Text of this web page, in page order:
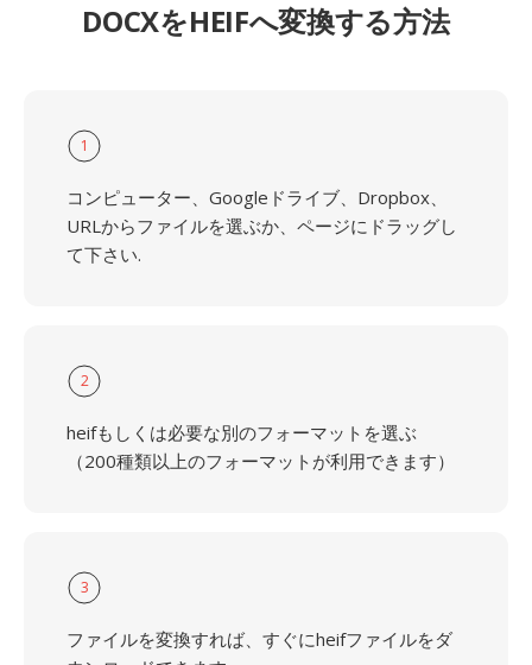
DOCXをHEIFへ変換する方法
1
コンピューター、Googleドライブ、Dropbox、
URLからファイルを選ぶか、ページにドラッグし
て下さい.
2
heifもしくは必要な別のフォーマットを選ぶ
（200種類以上のフォーマットが利用できます）
3
ファイルを変換すれば、すぐにheifファイルをダ